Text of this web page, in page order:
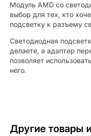
Модуль AMD со
выбор для тех, кто
подсветку к разъему
Светодиодная
делаете, а адаптер
позволяет
него.
Другие товары